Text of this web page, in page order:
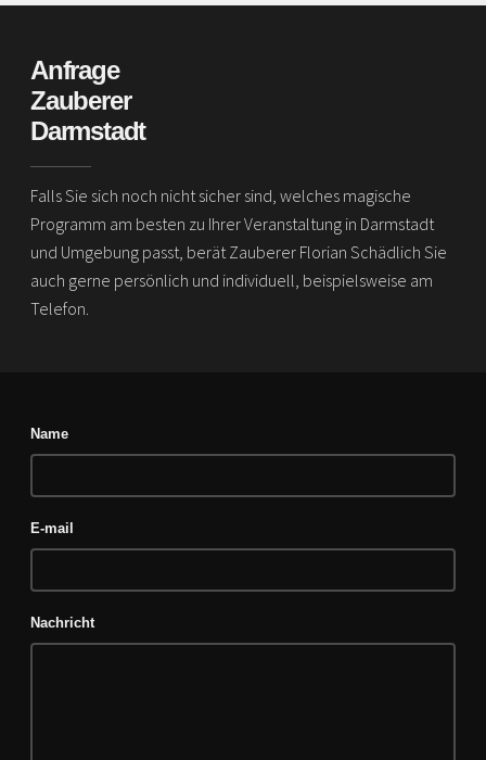
Anfrage
Zauberer
Darmstadt
Falls Sie sich noch nicht sicher sind, welches magische
Programm am besten zu Ihrer Veranstaltung in Darmstadt
und Umgebung passt, berät Zauberer Florian Schädlich Sie
auch gerne persönlich und individuell, beispielsweise am
Telefon.
Name
E-mail
Nachricht